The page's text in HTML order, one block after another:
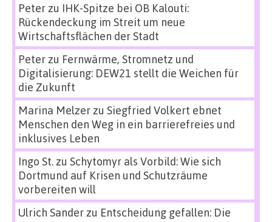
Peterzu IHK-Spitze bei OB Kalouti:
Rückendeckung im Streit um neue
Wirtschaftsflächen der Stadt
Peterzu Fernwärme, Stromnetz und
Digitalisierung: DEW21 stellt die Weichen für
die Zukunft
Marina Melzerzu Siegfried Volkert ebnet
Menschen den Weg in ein barrierefreies und
inklusives Leben
Ingo St.zu Schytomyr als Vorbild: Wie sich
Dortmund auf Krisen und Schutzräume
vorbereiten will
Ulrich Sanderzu Entscheidung gefallen: Die